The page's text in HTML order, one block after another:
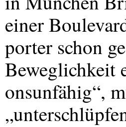
einer
porter schon
Beweglichkeit
onsunfähig“,